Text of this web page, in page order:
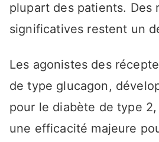
plupart des patients. Des
significatives restent un
Les agonistes des
de type glucagon,
pour le diabète de type
une efficacité majeure